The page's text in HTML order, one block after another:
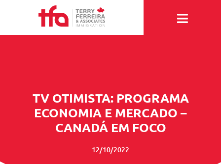
conteúdo
TV OTIMISTA: PROGRAMA
ECONOMIA E MERCADO –
CANADÁ EM FOCO
12/10/2022